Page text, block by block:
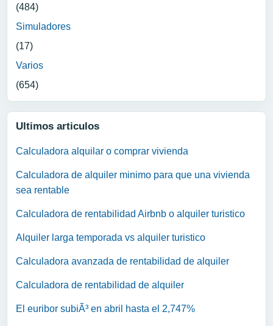
(484)
Simuladores
(17)
Varios
(654)
Ultimos articulos
Calculadora alquilar o comprar vivienda
Calculadora de alquiler minimo para que una vivienda
sea rentable
Calculadora de rentabilidad Airbnb o alquiler turistico
Alquiler larga temporada vs alquiler turistico
Calculadora avanzada de rentabilidad de alquiler
Calculadora de rentabilidad de alquiler
El euribor subiÃ³ en abril hasta el 2,747%